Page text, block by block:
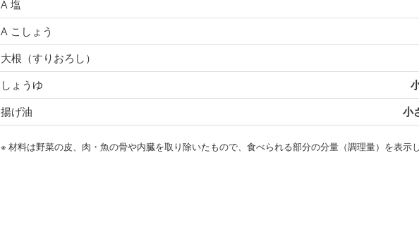
A 塩
A こしょう
大根（すりおろし）
しょうゆ
揚げ油
小
※ 材料は野菜の皮、肉・魚の骨や内臓を取り除いたもので、食べられる部分の分量（調理量）を表示し